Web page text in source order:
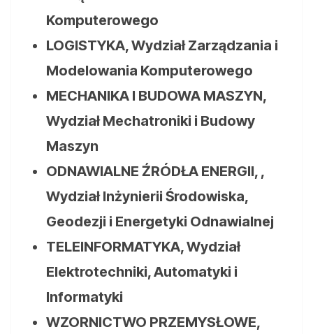
Komputerowego
LOGISTYKA, Wydział Zarządzania i
Modelowania Komputerowego
MECHANIKA I BUDOWA MASZYN,
Wydział Mechatroniki i Budowy
Maszyn
ODNAWIALNE ŹRÓDŁA ENERGII, ,
Wydział Inżynierii Środowiska,
Geodezji i Energetyki Odnawialnej
TELEINFORMATYKA, Wydział
Elektrotechniki, Automatyki i
Informatyki
WZORNICTWO PRZEMYSŁOWE,